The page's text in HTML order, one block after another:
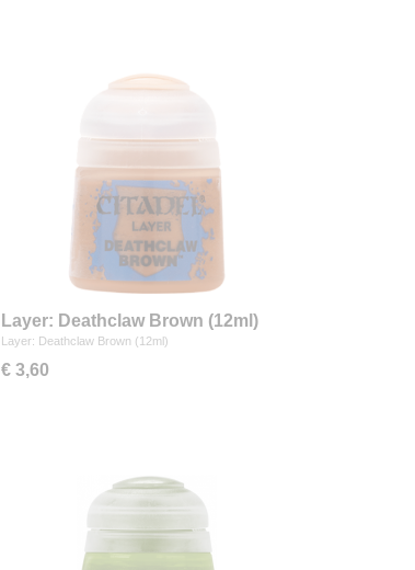
Layer: Deathclaw Brown (12ml)
Layer: Deathclaw Brown (12ml)
€ 3,60